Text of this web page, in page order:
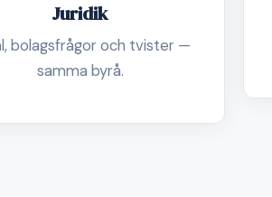
Juridik
bolagsfrågor och tvister —
samma byrå.